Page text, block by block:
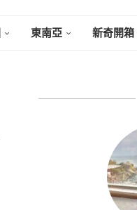
東南亞 新奇開箱